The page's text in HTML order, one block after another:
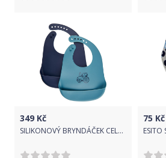
349 Kč
SILIKONOVÝ BRYNDÁČEK CELAVI 2 KS, SMOKE BLUE
75 Kč